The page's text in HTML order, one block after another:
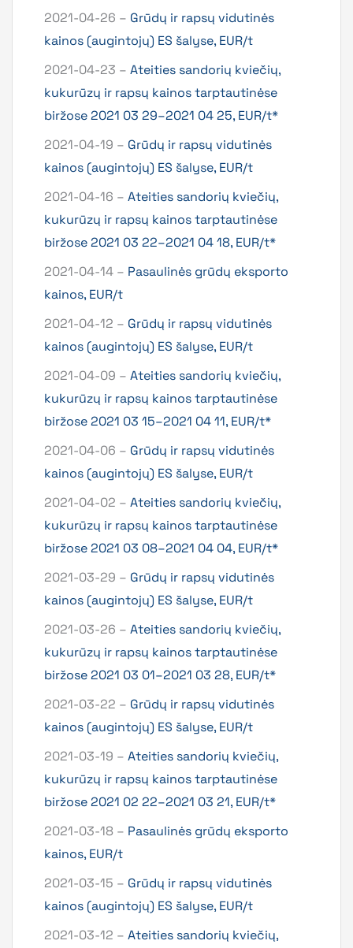
2021-04-26 – Grūdų ir rapsų vidutinės
kainos (augintojų) ES šalyse, EUR/t
2021-04-23 – Ateities sandorių kviečių,
kukurūzų ir rapsų kainos tarptautinėse
biržose 2021 03 29–2021 04 25, EUR/t*
2021-04-19 – Grūdų ir rapsų vidutinės
kainos (augintojų) ES šalyse, EUR/t
2021-04-16 – Ateities sandorių kviečių,
kukurūzų ir rapsų kainos tarptautinėse
biržose 2021 03 22–2021 04 18, EUR/t*
2021-04-14 – Pasaulinės grūdų eksporto
kainos, EUR/t
2021-04-12 – Grūdų ir rapsų vidutinės
kainos (augintojų) ES šalyse, EUR/t
2021-04-09 – Ateities sandorių kviečių,
kukurūzų ir rapsų kainos tarptautinėse
biržose 2021 03 15–2021 04 11, EUR/t*
2021-04-06 – Grūdų ir rapsų vidutinės
kainos (augintojų) ES šalyse, EUR/t
2021-04-02 – Ateities sandorių kviečių,
kukurūzų ir rapsų kainos tarptautinėse
biržose 2021 03 08–2021 04 04, EUR/t*
2021-03-29 – Grūdų ir rapsų vidutinės
kainos (augintojų) ES šalyse, EUR/t
2021-03-26 – Ateities sandorių kviečių,
kukurūzų ir rapsų kainos tarptautinėse
biržose 2021 03 01–2021 03 28, EUR/t*
2021-03-22 – Grūdų ir rapsų vidutinės
kainos (augintojų) ES šalyse, EUR/t
2021-03-19 – Ateities sandorių kviečių,
kukurūzų ir rapsų kainos tarptautinėse
biržose 2021 02 22–2021 03 21, EUR/t*
2021-03-18 – Pasaulinės grūdų eksporto
kainos, EUR/t
2021-03-15 – Grūdų ir rapsų vidutinės
kainos (augintojų) ES šalyse, EUR/t
2021-03-12 – Ateities sandorių kviečių,